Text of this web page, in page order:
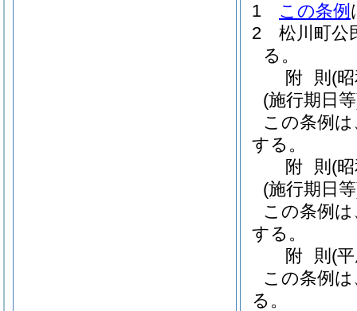
1
この条例
2
松川町公
る。
附 則 (
(施行期日
この条例
する。
附 則 (
(施行期日
この条例
する。
附 則 (
この条例
る。